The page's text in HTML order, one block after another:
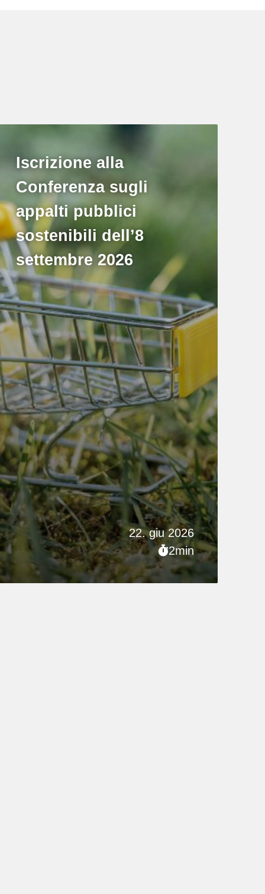
22. giu 2026
2min
Iscrizione alla
Conferenza sugli
appalti pubblici
sostenibili dell’8
settembre 2026